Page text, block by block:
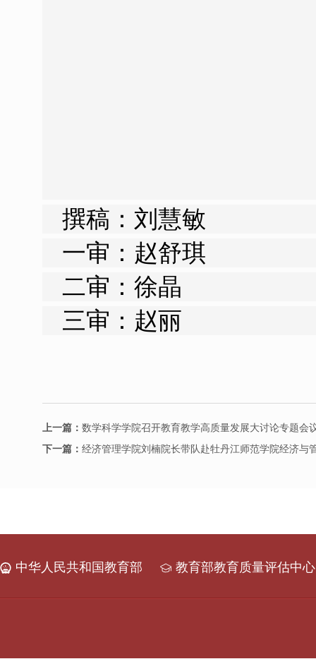
撰稿： 刘慧敏
一审：赵舒琪
二审：徐晶
三审：赵丽
上一篇： 数学科学学院召开教育教学高质量发展大讨论专题会
下一篇： 经济管理学院刘楠院长带队赴牡丹江师范学院经济与
中华人民共和国教育部 教育部教育质量评估中心